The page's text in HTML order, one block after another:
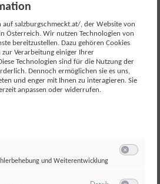
Weißwein ablöschen und mit
aufgießen.
lassen.
Mehl glattrühren und in die
eine cremige Konsistenz
Petersilie und Zitronensaft
auf salzburgschmeckt.at/, der Website von
Österreich. Wir nutzen Technologien von
bereitzustellen. Dazu gehören Cookies
Verarbeitung einiger Ihrer
Technologien sind für die Nutzung der
Dennoch ermöglichen sie es uns,
und enger mit Ihnen zu interagieren. Sie
anpassen oder widerrufen.
und Weiterentwicklung